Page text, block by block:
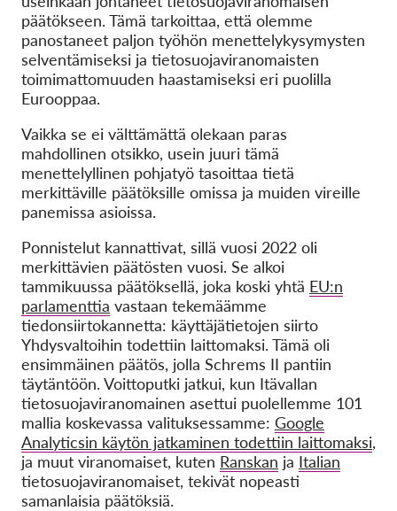
päätökseen. Tämä tarkoittaa, että olemme
panostaneet paljon työhön menettelykysymysten
selventämiseksi ja tietosuojaviranomaisten
toimimattomuuden haastamiseksi eri puolilla
Eurooppaa.
Vaikka se ei välttämättä olekaan paras
mahdollinen otsikko, usein juuri tämä
menettelyllinen pohjatyö tasoittaa tietä
merkittäville päätöksille omissa ja muiden vireille
panemissa asioissa.
Ponnistelut kannattivat, sillä vuosi 2022 oli
merkittävien päätösten vuosi. Se alkoi
tammikuussa päätöksellä, joka koski yhtä EU:n
parlamenttia vastaan tekemäämme
tiedonsiirtokannetta: käyttäjätietojen siirto
Yhdysvaltoihin todettiin laittomaksi. Tämä oli
ensimmäinen päätös, jolla Schrems II pantiin
täytäntöön. Voittoputki jatkui, kun Itävallan
tietosuojaviranomainen asettui puolellemme 101
mallia koskevassa valituksessamme: Google
Analyticsin käytön jatkaminen todettiin laittomaksi,
ja muut viranomaiset, kuten Ranskan ja Italian
tietosuojaviranomaiset, tekivät nopeasti
samanlaisia päätöksiä.